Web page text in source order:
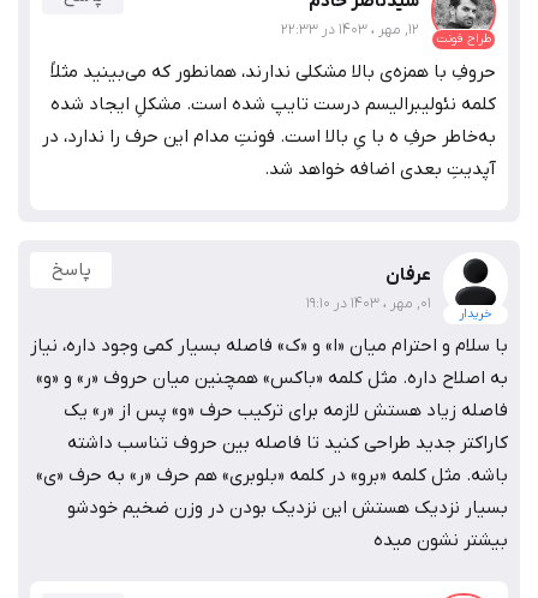
طراح فونت 12, مهر ، 1403 در 22:33
حروفِ با همزه‌ی بالا مشکلی ندارند، همانطور که می‌بینید مثلاً
کلمه نئولیبرالیسم درست تایپ شده است. مشکلِ ایجاد شده
به‌خاطر حرفِ ه با یِ بالا است. فونتِ مدام این حرف را ندارد، در
آپدیتِ بعدی اضافه خواهد شد.
خریدار
عرفان
01, مهر ، 1403 در 19:10
پاسخ
با سلام و احترام میان «ا» و «ک» فاصله بسیار کمی وجود داره، نیاز
به اصلاح داره. مثل کلمه «باکس» همچنین میان حروف «ر» و «و»
فاصله زیاد هستش لازمه برای ترکیب حرف «و» پس از «ر» یک
کاراکتر جدید طراحی کنید تا فاصله بین حروف تناسب داشته
باشه. مثل کلمه «برو» در کلمه «بلوبری» هم حرف «ر» به حرف «ی»
بسیار نزدیک هستش این نزدیک بودن در وزن ضخیم خودشو
بیشتر نشون میده